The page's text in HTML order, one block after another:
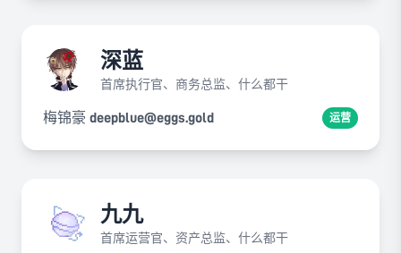
深蓝
首席执行官、商务总监、什么都干
梅锦豪 deepblue@eggs.gold 运营
九九
首席运营官、资产总监、什么都干